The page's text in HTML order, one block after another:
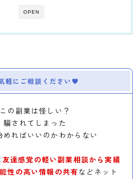
OPEN
軽にご相談ください
この副業は怪しい？
騙されてしまった
めればいいのかわからない
友達感覚の軽い副業相談から実績
性の高い情報の共有などネット